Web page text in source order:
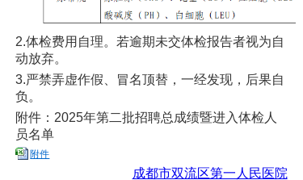
2.体检费用自理。若逾期未交体检报告者视为自
动放弃。
3.严禁弄虚作假、冒名顶替，一经发现，后果自
负。
附件：2025年第二批招聘总成绩暨进入体检人
员名单
附件
成都市双流区第一人民医院